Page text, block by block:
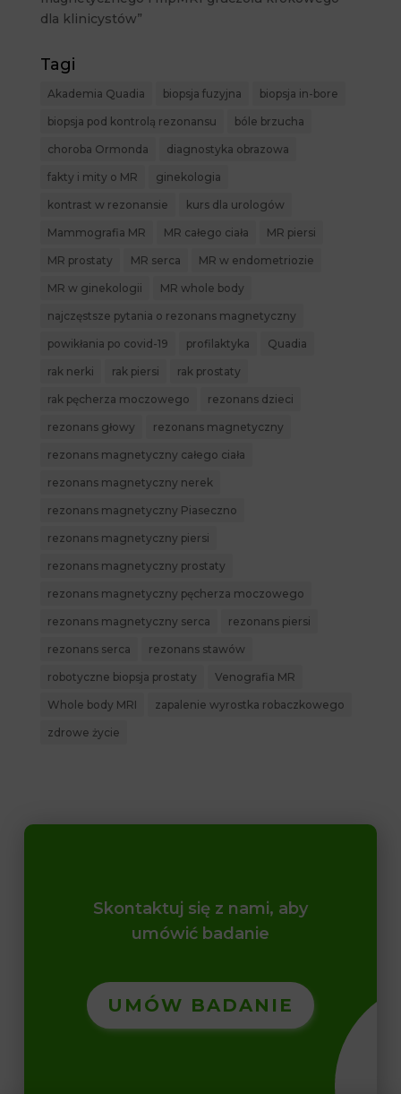
dla klinicystów”
Tagi
Akademia Quadia biopsja fuzyjna biopsja in-bore
biopsja pod kontrolą rezonansu bóle brzucha
choroba Ormonda diagnostyka obrazowa
fakty i mity o MR ginekologia
kontrast w rezonansie kurs dla urologów
Mammografia MR MR całego ciała MR piersi
MR prostaty MR serca MR w endometriozie
MR w ginekologii MR whole body
najczęstsze pytania o rezonans magnetyczny
powikłania po covid-19 profilaktyka Quadia
rak nerki rak piersi rak prostaty
rak pęcherza moczowego rezonans dzieci
rezonans głowy rezonans magnetyczny
rezonans magnetyczny całego ciała
rezonans magnetyczny nerek
rezonans magnetyczny Piaseczno
rezonans magnetyczny piersi
rezonans magnetyczny prostaty
rezonans magnetyczny pęcherza moczowego
rezonans magnetyczny serca rezonans piersi
rezonans serca rezonans stawów
robotyczne biopsja prostaty Venografia MR
Whole body MRI zapalenie wyrostka robaczkowego
zdrowe życie
Skontaktuj się z nami, aby
umówić badanie
UMÓW BADANIE